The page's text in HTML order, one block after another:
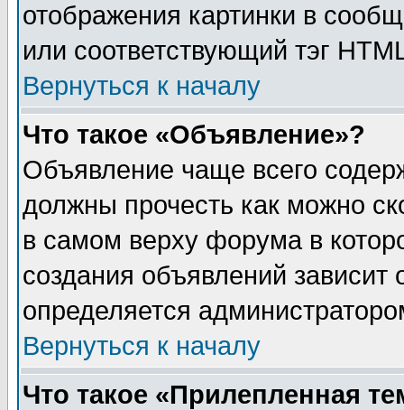
отображения картинки в
или соответствующий тэг
Вернуться к началу
Что такое «Объявление»?
Объявление чаще всего
должны прочесть как можно
в самом верху форума в
создания объявлений зависит
определяется
Вернуться к началу
Что такое «Прилепленная